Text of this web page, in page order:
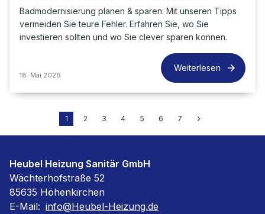
Badmodernisierung planen & sparen: Mit unseren Tipps
vermeiden Sie teure Fehler. Erfahren Sie, wo Sie
investieren sollten und wo Sie clever sparen können.
18. Mai 2026
Weiterlesen
1 2 3 4 5 6 7
Heubel Heizung Sanitär GmbH
Wächterhofstraße 52
85635 Höhenkirchen
E-Mail: info@Heubel-Heizung.de